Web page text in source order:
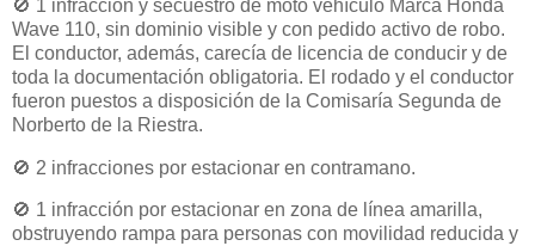
🚫 1 infracción y secuestro de moto vehículo Marca Honda
Wave 110, sin dominio visible y con pedido activo de robo.
El conductor, además, carecía de licencia de conducir y de
toda la documentación obligatoria. El rodado y el conductor
fueron puestos a disposición de la Comisaría Segunda de
Norberto de la Riestra.
🚫 2 infracciones por estacionar en contramano.
🚫 1 infracción por estacionar en zona de línea amarilla,
obstruyendo rampa para personas con movilidad reducida y